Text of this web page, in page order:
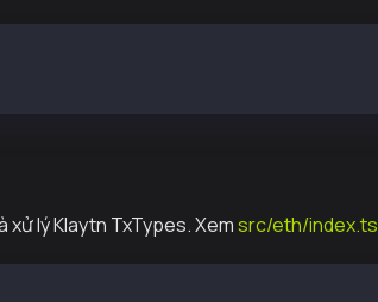
xử lý Klaytn TxTypes. Xemsrc/eth/index.ts